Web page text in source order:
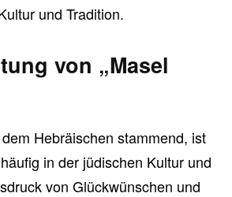
und Tradition.
von „Masel
dem Hebräischen stammend, ist
in der jüdischen Kultur und
von Glückwünschen und